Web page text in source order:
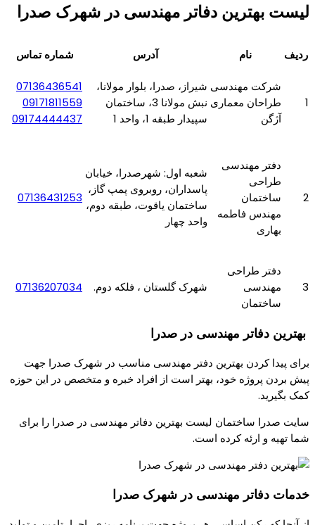
لیست بهترین دفاتر مهندسی در شهرک صدرا
ردیف نام آدرس شماره تماس
1
شرکت مهندسی
طراحان معماری
آژگن
شیراز، صدرا، بلوار مولانا،
نبش مولانا 3، ساختمان
سپیدار طبقه 1، واحد 1
07136436541
09171811559
09174444437
2
دفتر مهندسی
طراحی
ساختمان
مهندس فاطمه
بهاری
شعبه اول: شهرصدرا، خیابان
پاسداران، روبروی پمپ گاز،
ساختمان یاقوت، طبقه دوم،
واحد چهار
07136431253
3
دفتر طراحی
مهندسی
ساختمان
شهرک گلستان ، فلکه دوم. 07136207034
بهترین دفاتر مهندسی در صدرا
برای پیدا کردن بهترین دفتر مهندسی مناسب در شهرک صدرا جهت
پیش بردن پروژه خود، بهتر است از افراد خبره و متخصص در این حوزه
کمک بگیرید.
سایت صدرا ساختمان لیست بهترین دفاتر مهندسی در صدرا را برای
شما تهیه و ارئه کرده است.
خدمات دفاتر مهندسی در شهرک صدرا